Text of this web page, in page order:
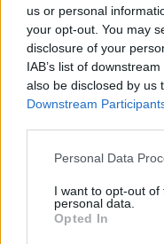
us or personal
your opt-out. You may
disclosure of your
IAB’s list of
also be disclosed by us
Downstream
Personal Data
I want to opt-out
personal data.
Opted In
Bemutatkozás: 2013
Budapesten, a II.
kínálatunkból. Ezért is
18.00 óráig várjuk